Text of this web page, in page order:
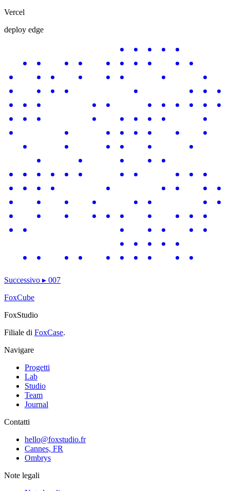
Vercel
deploy edge
Successivo ▸ 007
FoxCube
FoxStudio
Filiale di FoxCase.
Navigare
Progetti
Lab
Studio
Team
Journal
Contatti
hello@foxstudio.fr
Cannes, FR
Ombrys
Note legali